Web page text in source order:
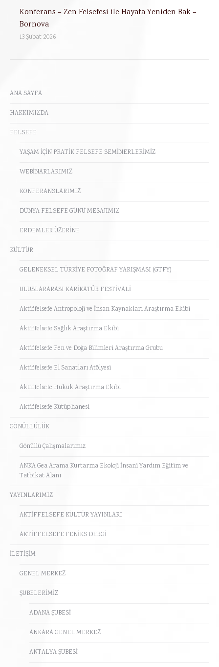
Konferans – Zen Felsefesi ile Hayata Yeniden Bak –
Bornova
13 Şubat 2026
ANA SAYFA
HAKKIMIZDA
FELSEFE
YAŞAM İÇİN PRATİK FELSEFE SEMİNERLERİMİZ
WEBİNARLARIMIZ
KONFERANSLARIMIZ
DÜNYA FELSEFE GÜNÜ MESAJIMIZ
ERDEMLER ÜZERİNE
KÜLTÜR
GELENEKSEL TÜRKİYE FOTOĞRAF YARIŞMASI (GTFY)
ULUSLARARASI KARİKATÜR FESTİVALİ
Aktiffelsefe Antropoloji ve İnsan Kaynakları Araştırma Ekibi
Aktiffelsefe Sağlık Araştırma Ekibi
Aktiffelsefe Fen ve Doğa Bilimleri Araştırma Grubu
Aktiffelsefe El Sanatları Atölyesi
Aktiffelsefe Hukuk Araştırma Ekibi
Aktiffelsefe Kütüphanesi
GÖNÜLLÜLÜK
Gönüllü Çalışmalarımız
ANKA Gea Arama Kurtarma Ekoloji İnsani Yardım Eğitim ve
Tatbikat Alanı
YAYINLARIMIZ
AKTİFFELSEFE KÜLTÜR YAYINLARI
AKTİFFELSEFE FENİKS DERGİ
İLETİŞİM
GENEL MERKEZ
ŞUBELERİMİZ
ADANA ŞUBESİ
ANKARA GENEL MERKEZ
ANTALYA ŞUBESİ